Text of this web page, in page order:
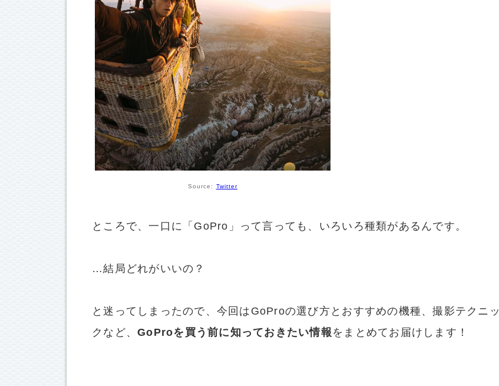
Source: Twitter
ところで、一口に「GoPro」って言っても、いろいろ種類があるんです。
…結局どれがいいの？
と迷ってしまったので、今回はGoProの選び方とおすすめの機種、撮影テクニッ
クなど、GoProを買う前に知っておきたい情報 をまとめてお届けします！